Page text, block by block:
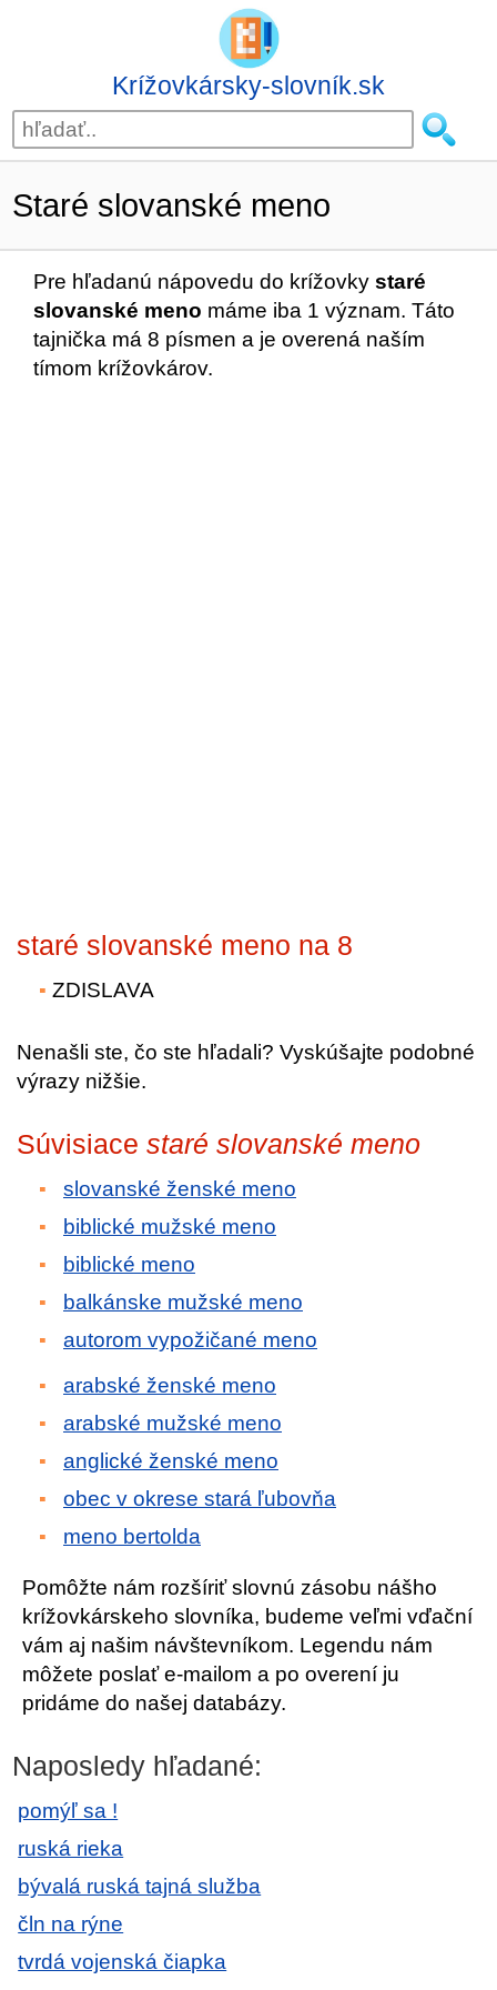
Krížovkársky-slovník.sk
Staré slovanské meno
Pre hľadanú nápovedu do krížovky staré
slovanské meno máme iba 1 význam. Táto
tajnička má 8 písmen a je overená naším
tímom krížovkárov.
staré slovanské meno na 8
ZDISLAVA
Nenašli ste, čo ste hľadali? Vyskúšajte podobné
výrazy nižšie.
Súvisiace staré slovanské meno
slovanské ženské meno
biblické mužské meno
biblické meno
balkánske mužské meno
autorom vypožičané meno
arabské ženské meno
arabské mužské meno
anglické ženské meno
obec v okrese stará ľubovňa
meno bertolda
Pomôžte nám rozšíriť slovnú zásobu nášho
krížovkárskeho slovníka, budeme veľmi vďační
vám aj našim návštevníkom. Legendu nám
môžete poslať e-mailom a po overení ju
pridáme do našej databázy.
Naposledy hľadané:
pomýľ sa !
ruská rieka
bývalá ruská tajná služba
čln na rýne
tvrdá vojenská čiapka